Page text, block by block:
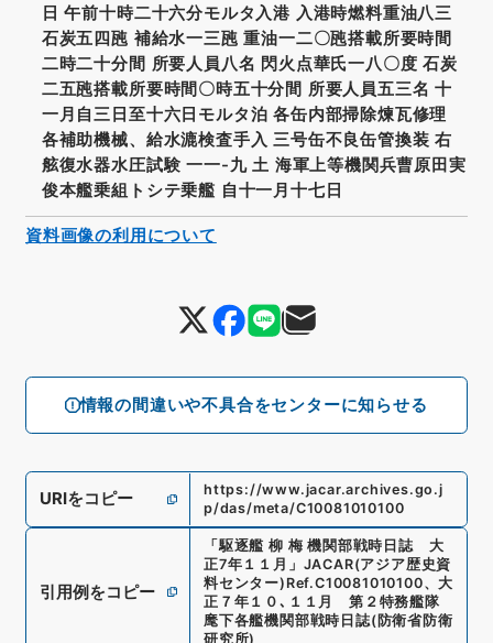
情報の間違いや不具合をセンターに知らせる
日 午前十時二十六分モルタ入港 入港時燃料重油八三
石炭五四瓲 補給水一三瓲 重油一二〇瓲搭載所要時間
二時二十分間 所要人員八名 閃火点華氏一八〇度 石炭
二五瓲搭載所要時間〇時五十分間 所要人員五三名 十
一月自三日至十六日モルタ泊 各缶内部掃除煉瓦修理
各補助機械、給水漉検査手入 三号缶不良缶管換装 右
舷復水器水圧試験 一一-九 土 海軍上等機関兵曹原田実
俊本艦乗組トシテ乗艦 自十一月十七日
URIをコピー
https://www.jacar.archives.go.j
p/das/meta/C10081010100
引用例をコピー
「駆逐艦 柳 梅 機関部戦時日誌 大
正7年１１月 」 JACAR(アジア歴史資
料センター) Ref.C10081010100、大
正７年１０､１１月 第２特務艦隊
麾下各艦機関部戦時日誌(防衛省防衛
研究所)
資料画像の利用について